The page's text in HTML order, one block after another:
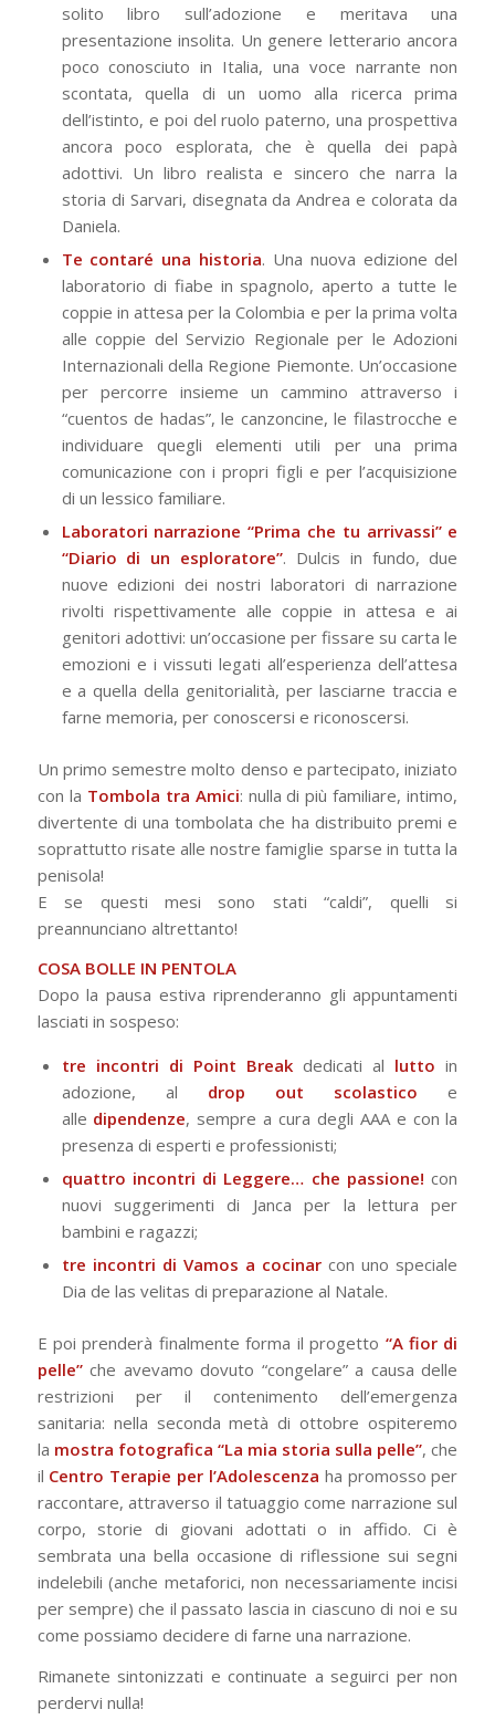
solito libro sull’adozione e meritava una
presentazione insolita. Un genere letterario ancora
poco conosciuto in Italia, una voce narrante non
scontata, quella di un uomo alla ricerca prima
dell’istinto, e poi del ruolo paterno, una prospettiva
ancora poco esplorata, che è quella dei papà
adottivi. Un libro realista e sincero che narra la
storia di Sarvari, disegnata da Andrea e colorata da
Daniela.
Te contaré una historia. Una nuova edizione del
laboratorio di fiabe in spagnolo, aperto a tutte le
coppie in attesa per la Colombia e per la prima volta
alle coppie del Servizio Regionale per le Adozioni
Internazionali della Regione Piemonte. Un’occasione
per percorre insieme un cammino attraverso i
“cuentos de hadas”, le canzoncine, le filastrocche e
individuare quegli elementi utili per una prima
comunicazione con i propri figli e per l’acquisizione
di un lessico familiare.
Laboratori narrazione “Prima che tu arrivassi” e
“Diario di un esploratore”. Dulcis in fundo, due
nuove edizioni dei nostri laboratori di narrazione
rivolti rispettivamente alle coppie in attesa e ai
genitori adottivi: un’occasione per fissare su carta le
emozioni e i vissuti legati all’esperienza dell’attesa
e a quella della genitorialità, per lasciarne traccia e
farne memoria, per conoscersi e riconoscersi.
Un primo semestre molto denso e partecipato, iniziato
con la Tombola tra Amici: nulla di più familiare, intimo,
divertente di una tombolata che ha distribuito premi e
soprattutto risate alle nostre famiglie sparse in tutta la
penisola!
E se questi mesi sono stati “caldi”, quelli si
preannunciano altrettanto!
COSA BOLLE IN PENTOLA
Dopo la pausa estiva riprenderanno gli appuntamenti
lasciati in sospeso:
tre incontri di Point Break dedicati al lutto in
adozione, al drop out scolastico e
alle dipendenze, sempre a cura degli AAA e con la
presenza di esperti e professionisti;
quattro incontri di Leggere… che passione! con
nuovi suggerimenti di Janca per la lettura per
bambini e ragazzi;
tre incontri di Vamos a cocinar con uno speciale
Dia de las velitas di preparazione al Natale.
E poi prenderà finalmente forma il progetto “A fior di
pelle”che avevamo dovuto “congelare” a causa delle
restrizioni per il contenimento dell’emergenza
sanitaria: nella seconda metà di ottobre ospiteremo
la mostra fotografica “La mia storia sulla pelle”, che
il Centro Terapie per l’Adolescenza ha promosso per
raccontare, attraverso il tatuaggio come narrazione sul
corpo, storie di giovani adottati o in affido. Ci è
sembrata una bella occasione di riflessione sui segni
indelebili (anche metaforici, non necessariamente incisi
per sempre) che il passato lascia in ciascuno di noi e su
come possiamo decidere di farne una narrazione.
Rimanete sintonizzati e continuate a seguirci per non
perdervi nulla!